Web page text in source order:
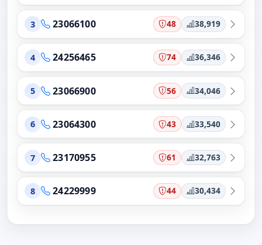
3 23066100 48 38,919
4 24256465 74 36,346
5 23066900 56 34,046
6 23064300 43 33,540
7 23170955 61 32,763
8 24229999 44 30,434